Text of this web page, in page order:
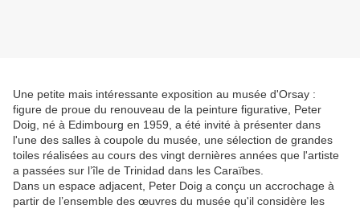
Une petite mais intéressante exposition au musée d'Orsay :
figure de proue du renouveau de la peinture figurative, Peter
Doig, né à Edimbourg en 1959, a été invité à présenter dans
l'une des salles à coupole du musée, une sélection de grandes
toiles réalisées au cours des vingt dernières années que l'artiste
a passées sur l’île de Trinidad dans les Caraïbes.
Dans un espace adjacent, Peter Doig a conçu un accrochage à
partir de l’ensemble des œuvres du musée qu'il considère les